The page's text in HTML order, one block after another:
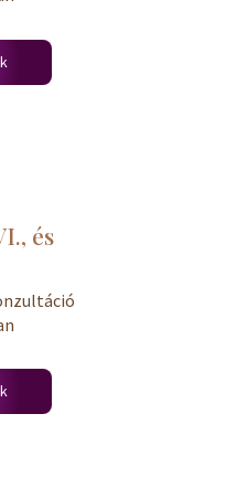
és